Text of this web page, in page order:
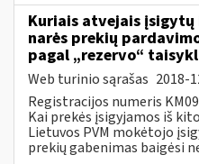
Kuriais atvejais įsigytų
narės prekių
pagal „rezervo“
Web turinio sąrašas 2018-
Registracijos numeris
Kai prekės įsigyjamos iš
Lietuvos PVM mokėtojo
prekių gabenimas baigėsi